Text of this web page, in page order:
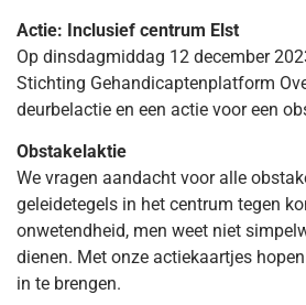
Actie: Inclusief centrum Elst
Op dinsdagmiddag 12 december
Stichting Gehandicaptenplatform
deurbelactie en een actie voor een
Obstakelaktie
We vragen aandacht voor alle
geleidetegels in het centrum tegen
onwetendheid, men weet niet
dienen. Met onze actiekaartjes
in te brengen.